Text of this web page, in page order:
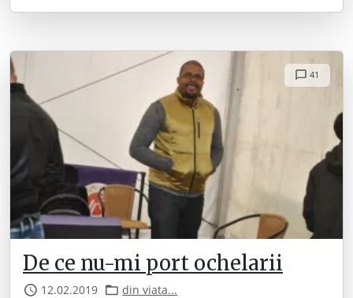
41
De ce nu-mi port ochelarii
12.02.2019 din viata...